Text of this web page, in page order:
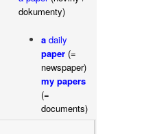
dokumenty)
adaily
paper(=
newspaper)
my papers
(=
documents)